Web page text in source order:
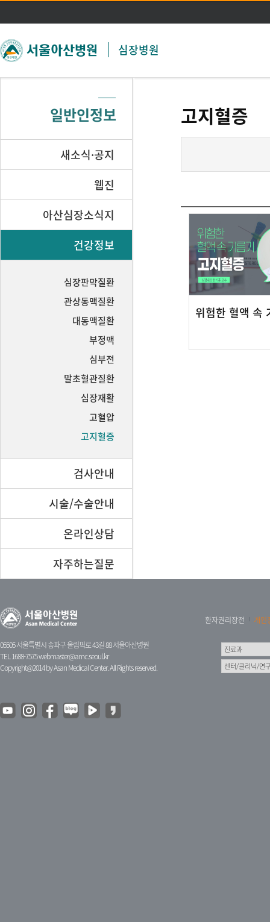
주메뉴 바로가기
본문 바로가기
심장병원
일반인정보
새소식·공지
웹진
아산심장소식지
건강정보
심장판막질환
관상동맥질환
대동맥질환
부정맥
심부전
말초혈관질환
심장재활
고혈압
고지혈증
검사안내
시술/수술안내
온라인상담
자주하는질문
고지혈증
05505 서울특별시 송파구 올림픽로 43길 88 서울아산병원
TEL 1688-7575webmaster@amc.seoul.kr
Copyright@2014 by Asan Medical Center. All Rights reserved.
환자권리장전 개인